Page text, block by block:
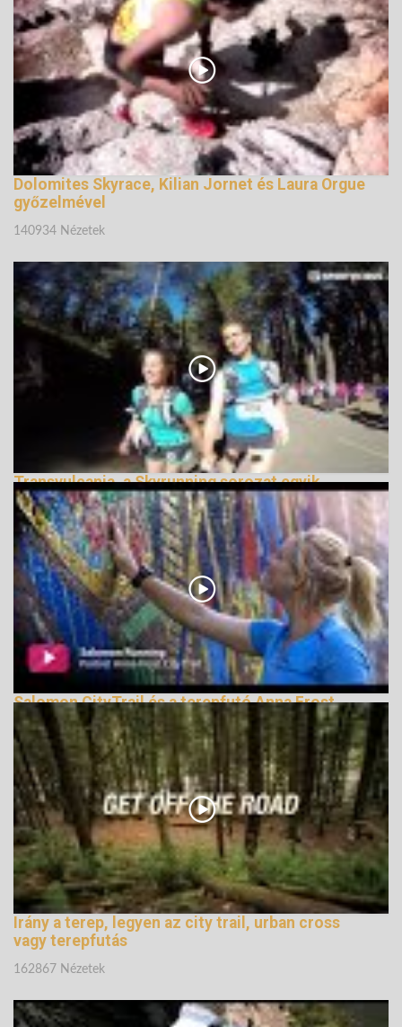
Dolomites Skyrace, Kilian Jornet és Laura Orgue
győzelmével
140934 Nézetek
Transvulcania, a Skyrunning sorozat egyik
legszebb futama
150163 Nézetek
Salomon CityTrail és a terepfutó Anna Frost
164874 Nézetek
Irány a terep, legyen az city trail, urban cross
vagy terepfutás
162867 Nézetek